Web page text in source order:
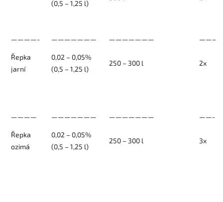
(0,5 – 1,25 l)
————- ——————— ——————— ——–
Řepka
jarní
0,02 – 0,05%
(0,5 – 1,25 l)
250 – 300 l 2x
———— ——————— ——————— ——-
Řepka
ozimá
0,02 – 0,05%
(0,5 – 1,25 l)
250 – 300 l 3x